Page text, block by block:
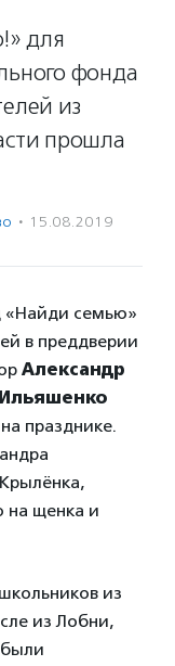
для
фонда
из
прошла
· 15.08.2019
семью»
в преддверии
Александр
празднике.
на щенка и
из
из Лобни,